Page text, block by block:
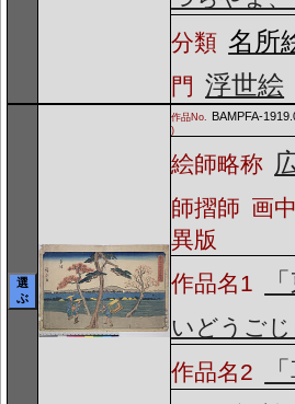
分類 名所
門 浮世絵
選
ぶ
作品No. BAMPFA-
)
絵師略称
師摺師 画
異版
作品名1
いどうご
作品名2